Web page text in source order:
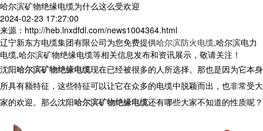
哈尔滨矿物绝缘电缆为什么这么受欢迎
2024-02-23 17:27:00
来源：http://heb.lnxdfdl.com/news1004364.html
辽宁新东方电缆集团有限公司为您免费提供哈尔滨防火电缆,哈尔滨电力
电缆,哈尔滨矿物绝缘电缆等相关信息发布和资讯展示，敬请关注！
沈阳哈尔滨矿物绝缘电缆现在已经被很多的人所选择。那也是因为它本身
所具有额特征，这些特征可以让它在众多的电缆中脱颖而出，也非常受大
家的欢迎。那么沈阳哈尔滨矿物绝缘电缆还有哪些大家不知道的性质呢？